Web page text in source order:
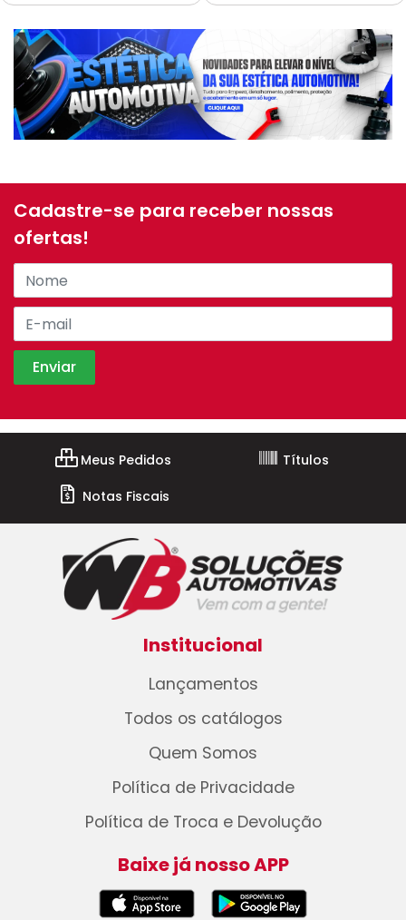
Cadastre-se para receber nossas
ofertas!
Meus Pedidos
Títulos
Notas Fiscais
Institucional
Lançamentos
Todos os catálogos
Quem Somos
Política de Privacidade
Política de Troca e Devolução
Baixe já nosso APP